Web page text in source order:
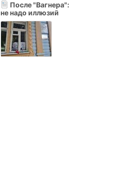
После "Вагнера":
не надо иллюзий